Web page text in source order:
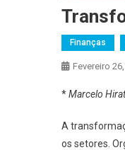
Finanças
Fevereiro
*Marcelo
A
os setores.